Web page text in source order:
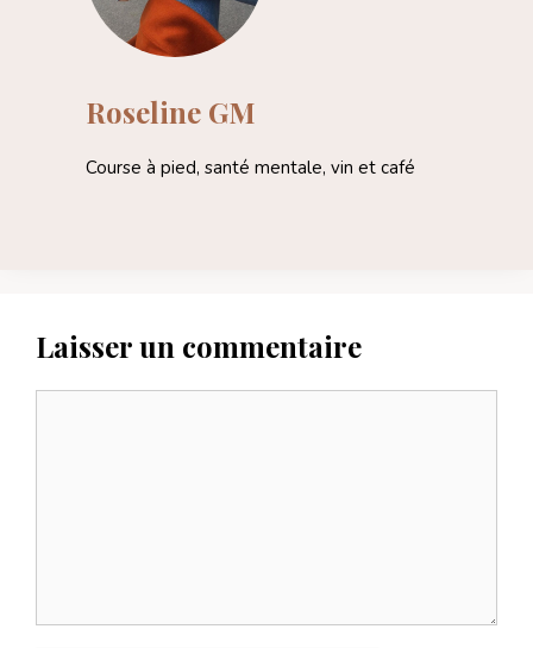
Roseline GM
Course à pied, santé mentale, vin et café
Laisser un commentaire